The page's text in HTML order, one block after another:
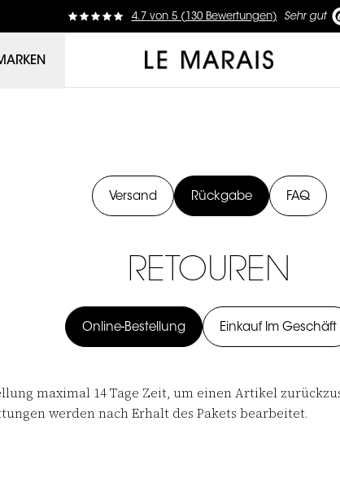
4.7 von5 ( 130 Bewertungen) Sehr gut
Le Marais
Versand Rückgabe FAQ
RETOUREN
Online-Bestellung Einkauf Im Geschäft
maximal 14 Tage Zeit, um einen Artikel
werden nach Erhalt des Pakets bearbeitet.